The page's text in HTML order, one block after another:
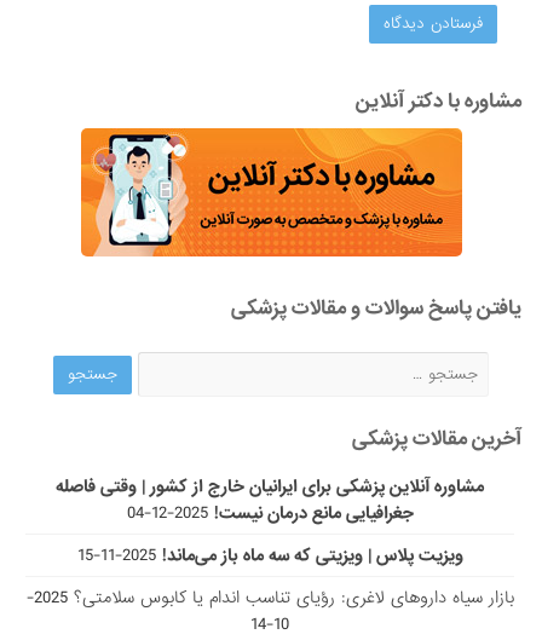
مشاوره با دکتر آنلاین
یافتن پاسخ سوالات و مقالات پزشکی
آخرین مقالات پزشکی
مشاوره آنلاین پزشکی برای ایرانیان خارج از کشور | وقتی فاصله
جغرافیایی مانع درمان نیست! 2025-12-04
ویزیت پلاس | ویزیتی که سه ماه باز می‌ماند! 2025-11-15
بازار سیاه داروهای لاغری: رؤیای تناسب اندام یا کابوس سلامتی؟
2025-
10-14